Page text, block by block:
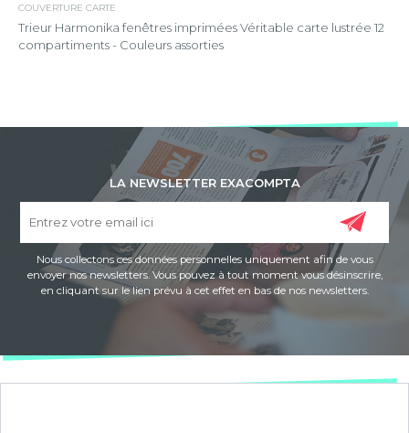
COUVERTURE CARTE
Trieur Harmonika fenêtres imprimées Véritable carte lustrée 12
compartiments - Couleurs assorties
LA NEWSLETTER EXACOMPTA
Nous collectons ces données personnelles uniquement afin de vous
envoyer nos newsletters. Vous pouvez à tout moment vous désinscrire,
en cliquant sur le lien prévu à cet effet en bas de nos newsletters.